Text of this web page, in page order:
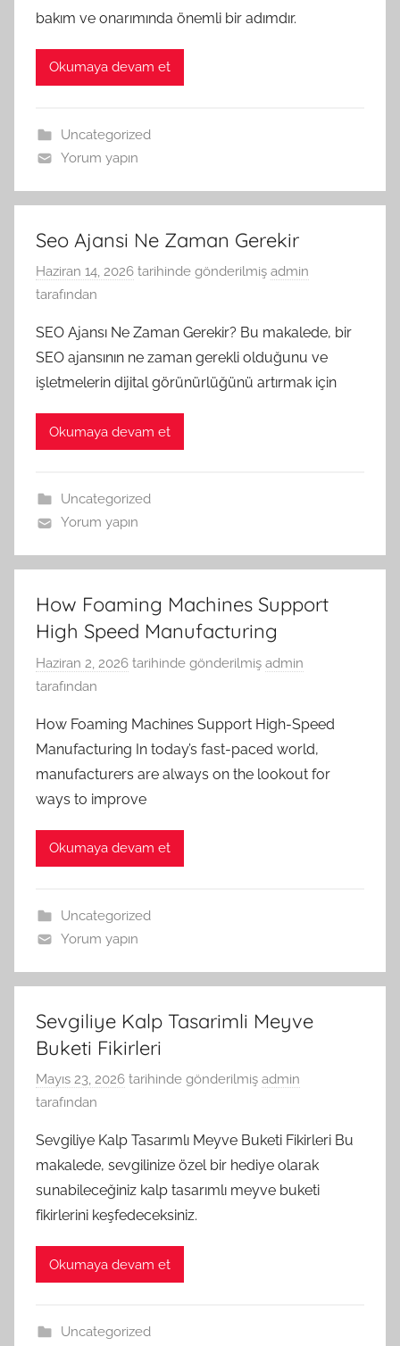
bakım ve onarımında önemli bir adımdır.
Okumaya devam et
Uncategorized
Yorum yapın
Seo Ajansi Ne Zaman Gerekir
Haziran 14, 2026 tarihinde gönderilmiş admin
tarafından
SEO Ajansı Ne Zaman Gerekir? Bu makalede, bir
SEO ajansının ne zaman gerekli olduğunu ve
işletmelerin dijital görünürlüğünü artırmak için
Okumaya devam et
Uncategorized
Yorum yapın
How Foaming Machines Support
High Speed Manufacturing
Haziran 2, 2026 tarihinde gönderilmiş admin
tarafından
How Foaming Machines Support High-Speed
Manufacturing In today’s fast-paced world,
manufacturers are always on the lookout for
ways to improve
Okumaya devam et
Uncategorized
Yorum yapın
Sevgiliye Kalp Tasarimli Meyve
Buketi Fikirleri
Mayıs 23, 2026 tarihinde gönderilmiş admin
tarafından
Sevgiliye Kalp Tasarımlı Meyve Buketi Fikirleri Bu
makalede, sevgilinize özel bir hediye olarak
sunabileceğiniz kalp tasarımlı meyve buketi
fikirlerini keşfedeceksiniz.
Okumaya devam et
Uncategorized